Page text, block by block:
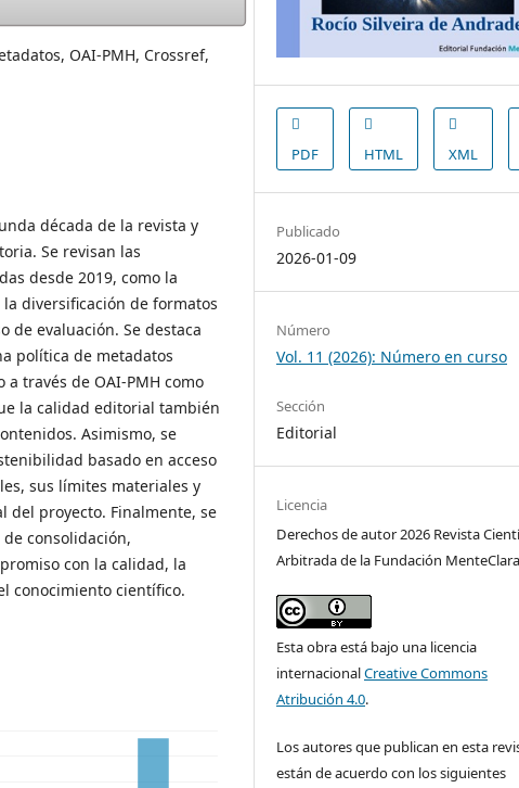
OAI-PMH, Crossref,
década de la revista y
Se revisan las
desde 2019, como la
diversificación de formatos
de evaluación. Se destaca
política de metadatos
través de OAI-PMH como
la calidad editorial también
Asimismo, se
basado en acceso
sus límites materiales y
del proyecto. Finalmente, se
consolidación,
con la calidad, la
conocimiento científico.
PDF HTML XML
Publicado
2026-01-09
Número
Vol. 11 (2026): Número en curso
Sección
Editorial
Licencia
Derechos de autor 2026 Revista
Arbitrada de la Fundación
Esta obra está bajo una licencia
internacionalCreative Commons
Atribución 4.0.
Los autores que publican en esta
están de acuerdo con los siguientes